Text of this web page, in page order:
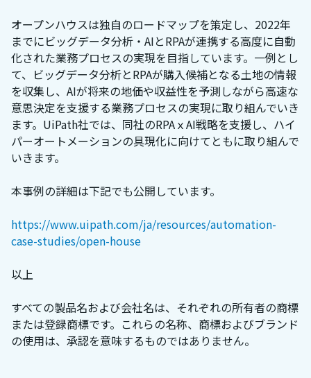
オープンハウスは独自のロードマップを策定し、2022年
までにビッグデータ分析・AIとRPAが連携する高度に自動
化された業務プロセスの実現を目指しています。一例とし
て、ビッグデータ分析とRPAが購入候補となる土地の情報
を収集し、AIが将来の地価や収益性を予測しながら高速な
意思決定を支援する業務プロセスの実現に取り組んでいき
ます。UiPath社では、同社のRPAｘAI戦略を支援し、ハイ
パーオートメーションの具現化に向けてともに取り組んで
いきます。
本事例の詳細は下記でも公開しています。
https://www.uipath.com/ja/resources/automation-
case-studies/open-house
以上
すべての製品名および会社名は、それぞれの所有者の商標
または登録商標です。これらの名称、商標およびブランド
の使用は、承認を意味するものではありません。